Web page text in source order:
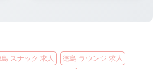
スナック 求人
徳島 ラウンジ 求人